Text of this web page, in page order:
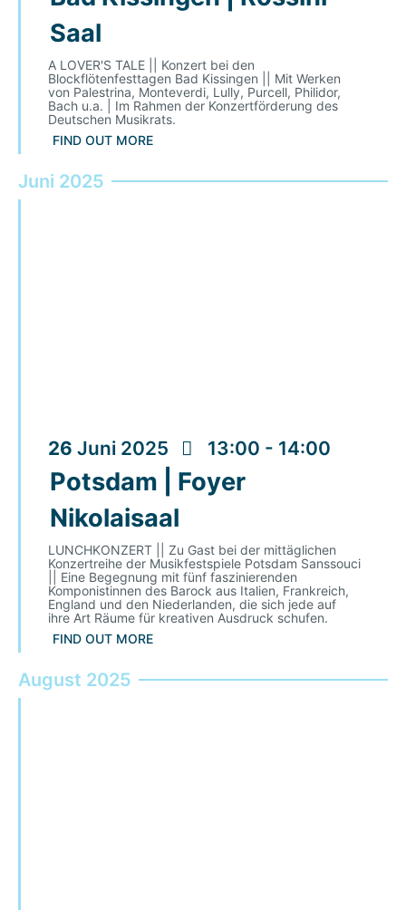
Saal
A LOVER'S TALE || Konzert bei den
Blockflötenfesttagen Bad Kissingen || Mit Werken
von Palestrina, Monteverdi, Lully, Purcell, Philidor,
Bach u.a. | Im Rahmen der Konzertförderung des
Deutschen Musikrats.
FIND OUT MORE
Juni 2025
26 Juni 2025 13:00 - 14:00
Potsdam | Foyer
Nikolaisaal
LUNCHKONZERT || Zu Gast bei der mittäglichen
Konzertreihe der Musikfestspiele Potsdam Sanssouci
|| Eine Begegnung mit fünf faszinierenden
Komponistinnen des Barock aus Italien, Frankreich,
England und den Niederlanden, die sich jede auf
ihre Art Räume für kreativen Ausdruck schufen.
FIND OUT MORE
August 2025